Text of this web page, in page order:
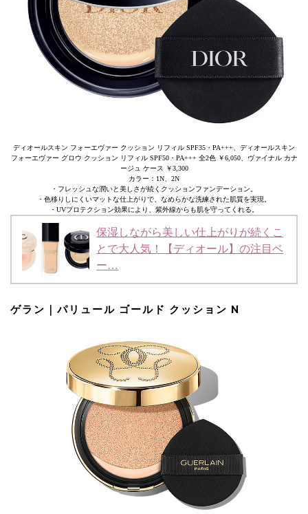
ディオールスキン フォーエヴァー クッション リフィル SPF35・PA+++、ディオールスキン
フォーエヴァー グロウ クッション リフィル SPF50・PA+++ 全2色 ￥6,050、ヴァイナル カナ
ージュ ケース ￥3,300
カラー：1N、2N
・フレッシュな潤いと美しさが続くクッションファンデーション。
・色移りしにくいマットな仕上がりで、なめらかな洗練された肌質を実現。
・UVプロテクション効果により、紫外線からも肌を守ってくれる。
保湿しながら美しい仕上がりが続くこ
とで大人気！【ディオール】の注目ベ
ー…
ゲラン｜パリュール ゴールド クッション N